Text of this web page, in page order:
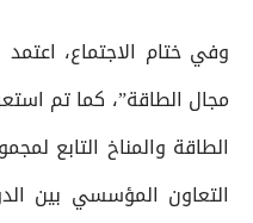
وفي ختام الاجتماع، اعتمد
مجال الطاقة”، كما تم
التعاون المؤسسي بين